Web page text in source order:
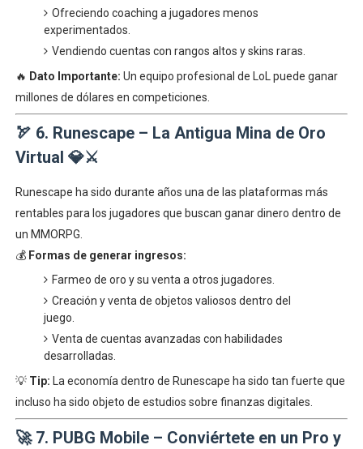
Ofreciendo coaching a jugadores menos
experimentados.
Vendiendo cuentas con rangos altos y skins raras.
🔥 Dato Importante: Un equipo profesional de LoL puede ganar
millones de dólares en competiciones.
🏹 6. Runescape – La Antigua Mina de Oro
Virtual 💎⚔
Runescape ha sido durante años una de las plataformas más
rentables para los jugadores que buscan ganar dinero dentro de
un MMORPG.
💰 Formas de generar ingresos:
Farmeo de oro y su venta a otros jugadores.
Creación y venta de objetos valiosos dentro del
juego.
Venta de cuentas avanzadas con habilidades
desarrolladas.
💡 Tip: La economía dentro de Runescape ha sido tan fuerte que
incluso ha sido objeto de estudios sobre finanzas digitales.
🚀 7. PUBG Mobile – Conviértete en un Pro y